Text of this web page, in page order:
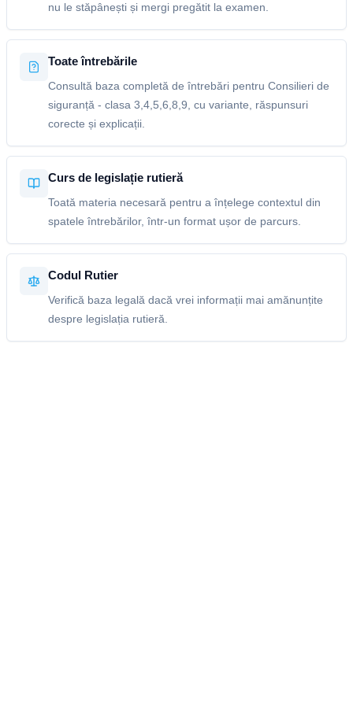
nu le stăpânești și mergi pregătit la examen.
Toate întrebările
Consultă baza completă de întrebări pentru Consilieri de
siguranță - clasa 3,4,5,6,8,9, cu variante, răspunsuri
corecte și explicații.
Curs de legislație rutieră
Toată materia necesară pentru a înțelege contextul din
spatele întrebărilor, într-un format ușor de parcurs.
Codul Rutier
Verifică baza legală dacă vrei informații mai amănunțite
despre legislația rutieră.